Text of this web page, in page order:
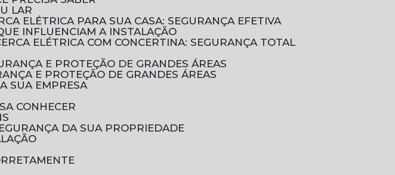
LAR
ELÉTRICA PARA SUA CASA: SEGURANÇA EFETIVA
INFLUENCIAM A INSTALAÇÃO
CERCA ELÉTRICA COM CONCERTINA: SEGURANÇA TOTAL
E PROTEÇÃO DE GRANDES ÁREAS
E PROTEÇÃO DE GRANDES ÁREAS
SUA EMPRESA
CONHECER
DA SUA PROPRIEDADE